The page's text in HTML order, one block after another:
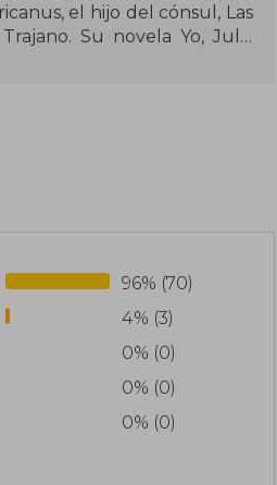
el hijo del cónsul, Las
Su novela Yo, Julia
prestigio como uno de los
96% (70)
4% (3)
0% (0)
0% (0)
0% (0)